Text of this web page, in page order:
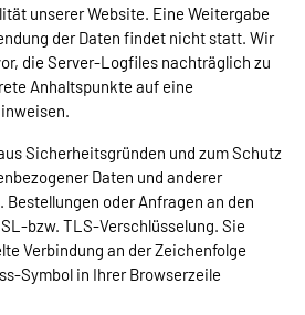
unserer Website. Eine Weitergabe
der Daten findet nicht statt. Wir
die Server-Logfiles nachträglich zu
Anhaltspunkte auf eine
Sicherheitsgründen und zum Schutz
Daten und anderer
oder Anfragen an den
bzw. TLS-Verschlüsselung. Sie
Verbindung an der Zeichenfolge
Symbol in Ihrer Browserzeile